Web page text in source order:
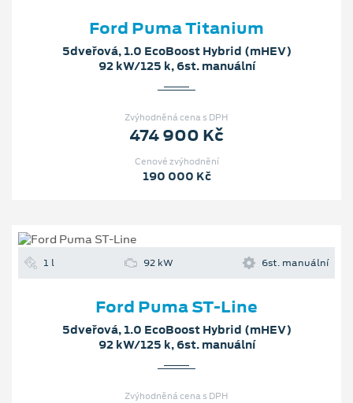
Ford Puma Titanium
5dveřová, 1.0 EcoBoost Hybrid (mHEV)
92 kW/125 k, 6st. manuální
Zvýhodněná cena s DPH
474 900 Kč
Cenové zvýhodnění
190 000 Kč
1 l 92 kW 6st. manuální
Ford Puma ST-Line
5dveřová, 1.0 EcoBoost Hybrid (mHEV)
92 kW/125 k, 6st. manuální
Zvýhodněná cena s DPH